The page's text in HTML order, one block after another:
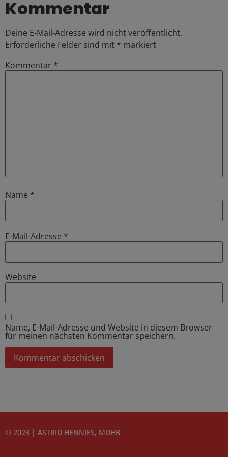
Kommentar
Deine E-Mail-Adresse wird nicht veröffentlicht.
Erforderliche Felder sind mit * markiert
Kommentar *
Name *
E-Mail-Adresse *
Website
Name, E-Mail-Adresse und Website in diesem Browser
für meinen nächsten Kommentar speichern.
© 2023 | ASTRID HENNIES, MDHB